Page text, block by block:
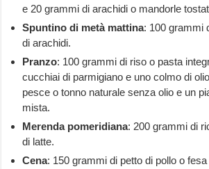
e 20 grammi di arachidi o mandorle
Spuntino di metà mattina: 100 grammi
di arachidi.
Pranzo: 100 grammi di riso o pasta
cucchiai di parmigiano e uno colmo di
pesce o tonno naturale senza olio e un
mista.
Merenda pomeridiana: 200 grammi di
di latte.
Cena: 150 grammi di petto di pollo o